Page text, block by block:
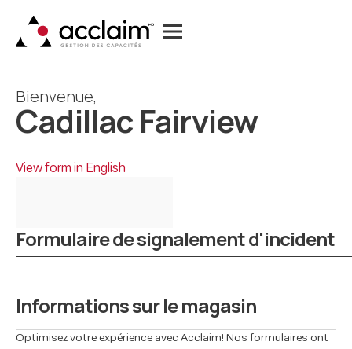
Bienvenue,
Cadillac Fairview
View form in English
Formulaire de signalement d'incident
Informations sur le magasin
Optimisez votre expérience avec Acclaim! Nos formulaires ont